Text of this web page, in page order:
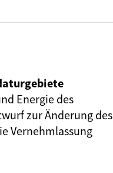
Energie des
zur Änderung des
Vernehmlassung